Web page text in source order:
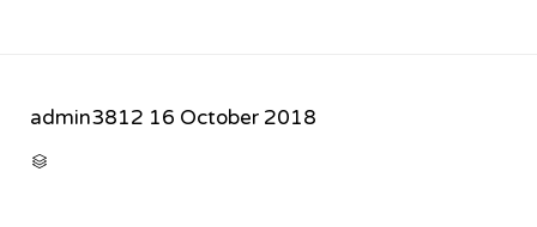
admin3812 16 October 2018
